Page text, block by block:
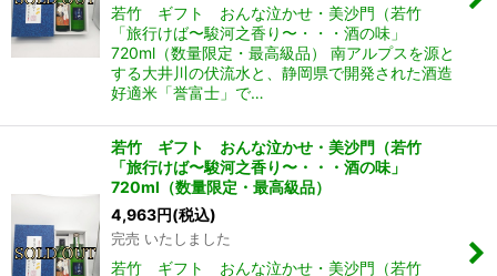
若竹 ギフト おんな泣かせ・美沙門（若竹
「旅行けば〜駿河之香り〜・・・酒の味」
720ml（数量限定・最高級品） 南アルプスを源と
する大井川の伏流水と、静岡県で開発された酒造
好適米「誉富士」で…
若竹 ギフト おんな泣かせ・美沙門（若竹
「旅行けば〜駿河之香り〜・・・酒の味」
720ml（数量限定・最高級品）
4,963円(税込)
完売 いたしました
若竹 ギフト おんな泣かせ・美沙門（若竹